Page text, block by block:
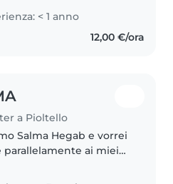
dal lunedì al
< 1 anno
12,00 €/ora
a Pioltello
Salma Hegab e vorrei
parallelamente ai miei
di Novara. Sono una